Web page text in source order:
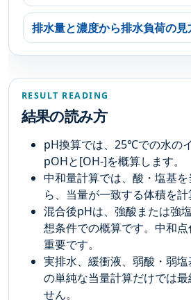
排水量と濃度から排水負荷の
RESULT READING
結果の読み方
pH換算では、25℃での水の
pOHと[OH-]を概算します。
中和量計算では、酸・塩基
ら、当量が一致する体積を計
混合後pHは、強酸または強
想条件での概算です。中和
重要です。
実排水、緩衝液、弱酸・弱
の単純な当量計算だけでは
せん。